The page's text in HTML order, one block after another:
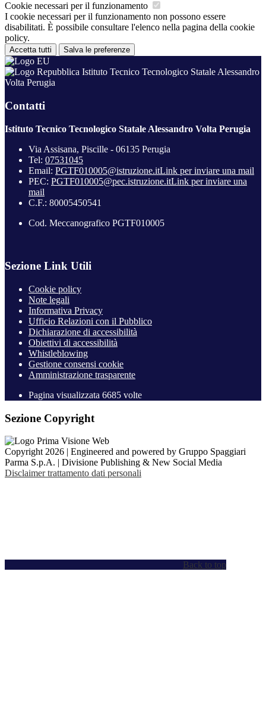
Cookie necessari per il funzionamento
I cookie necessari per il funzionamento non possono essere
disabilitati. È possibile consultare l'elenco nella pagina della cookie
policy.
Accetta tutti Salva le preferenze
Istituto Tecnico Tecnologico Statale Alessandro
Volta Perugia
Contatti
Istituto Tecnico Tecnologico Statale Alessandro Volta Perugia
Via Assisana, Piscille - 06135 Perugia
Tel: 07531045
Email: PGTF010005@istruzione.itLink per inviare una mail
PEC: PGTF010005@pec.istruzione.itLink per inviare una
mail
C.F.: 80005450541
Cod. Meccanografico PGTF010005
Sezione Link Utili
Cookie policy
Note legali
Informativa Privacy
Ufficio Relazioni con il Pubblico
Dichiarazione di accessibilità
Obiettivi di accessibilità
Whistleblowing
Gestione consensi cookie
Amministrazione trasparente
Pagina visualizzata 6685 volte
Sezione Copyright
Copyright 2026 | Engineered and powered by Gruppo Spaggiari
Parma S.p.A. | Divisione Publishing & New Social Media
Disclaimer trattamento dati personali
Back to top